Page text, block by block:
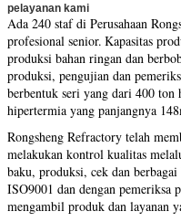
pelayanan kami
Ada 240 staf di Perusahaan
profesional senior. Kapasitas
produksi bahan ringan dan
produksi, pengujian dan
berbentuk seri yang dari 400
hipertermia yang panjangnya
Rongsheng Refractory telah
melakukan kontrol kualitas
baku, produksi, cek dan berbagai
ISO9001 dan dengan
mengambil produk dan layanan